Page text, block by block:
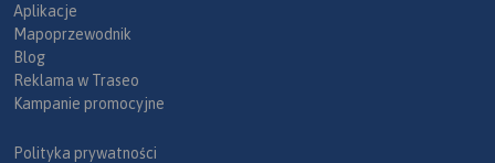
Aplikacje
Mapoprzewodnik
Blog
Reklama w Traseo
Kampanie promocyjne
Polityka prywatności